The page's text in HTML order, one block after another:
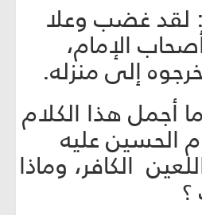
لقد غضب وعلا
الإمام،
إلى منزله.
أجمل هذا الكلام
الحسين عليه
الكافر، وماذا